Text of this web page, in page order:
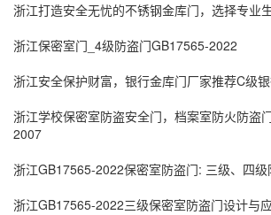
浙江打造安全无忧的不锈钢金库门，选择专业
浙江保密室门_4级防盗门GB17565-2022
浙江安全保护财富，银行金库门厂家推荐C级
浙江学校保密室防盗安全门，档案室防火防盗
2007
浙江GB17565-2022保密室防盗门: 三级、四级
浙江GB17565-2022三级保密室防盗门设计与